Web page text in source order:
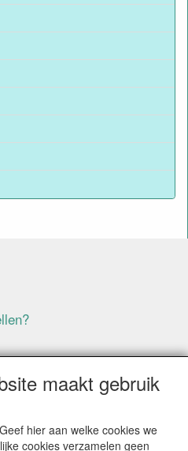
€ 125,00 EXCLUSIEF BTW
maakt gebruik
hier aan welke cookies we
cookies verzamelen geen